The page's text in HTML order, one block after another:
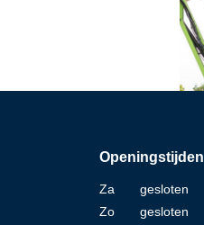
Openingstijden
Za
gesloten
Zo
gesloten